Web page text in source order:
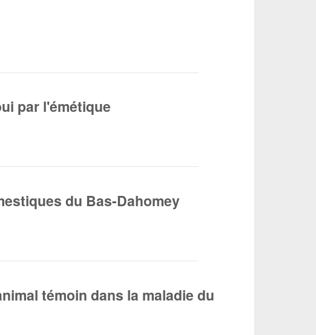
par l'émétique
du Bas-Dahomey
témoin dans la maladie du